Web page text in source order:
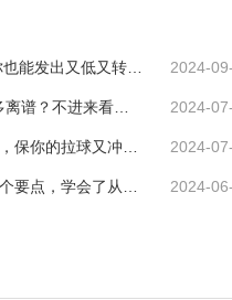
2024-
2024-
2024-
2024-